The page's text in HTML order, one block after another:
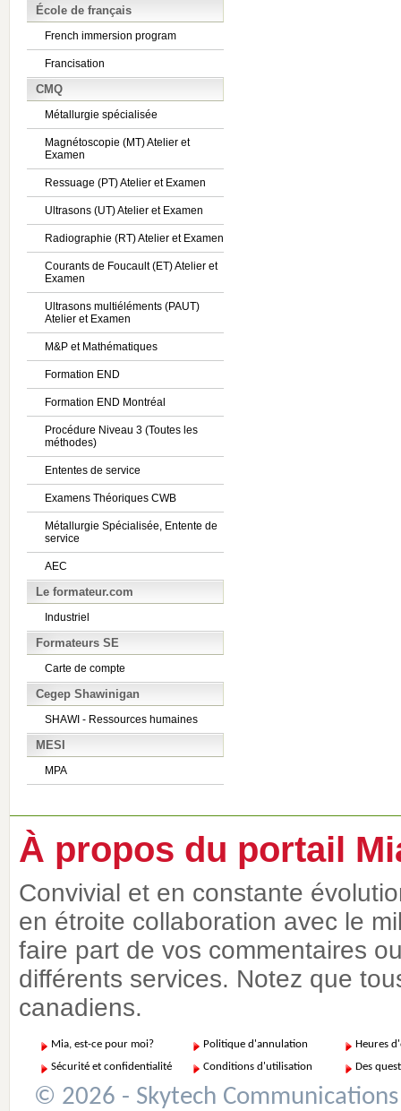
École de français
French immersion program
Francisation
CMQ
Métallurgie spécialisée
Magnétoscopie (MT) Atelier et
Examen
Ressuage (PT) Atelier et Examen
Ultrasons (UT) Atelier et Examen
Radiographie (RT) Atelier et Examen
Courants de Foucault (ET) Atelier et
Examen
Ultrasons multiéléments (PAUT)
Atelier et Examen
M&P et Mathématiques
Formation END
Formation END Montréal
Procédure Niveau 3 (Toutes les
méthodes)
Ententes de service
Examens Théoriques CWB
Métallurgie Spécialisée, Entente de
service
AEC
Le formateur.com
Industriel
Formateurs SE
Carte de compte
Cegep Shawinigan
SHAWI - Ressources humaines
MESI
MPA
À propos du portail
Convivial et en constante
en étroite collaboration avec le
faire part de vos commentaires
différents services. Notez que
canadiens.
Mia, est-ce pour moi? Politique d'annulation
Heures
Sécurité et confidentialité
Conditions d'utilisation Des
© 2026 - Skytech Communications